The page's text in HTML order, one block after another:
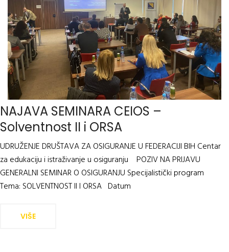
NAJAVA SEMINARA CEIOS –
Solventnost II i ORSA
UDRUŽENJE DRUŠTAVA ZA OSIGURANJE U FEDERACIJI BIH Centar
za edukaciju i istraživanje u osiguranju POZIV NA PRIJAVU
GENERALNI SEMINAR O OSIGURANJU Specijalistički program
Tema: SOLVENTNOST II I ORSA Datum
VIŠE